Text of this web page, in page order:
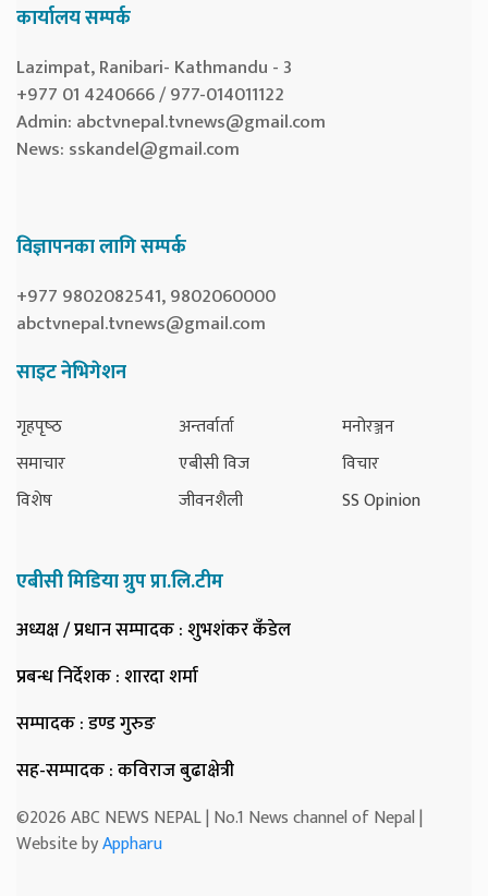
कार्यालय सम्पर्क
Lazimpat, Ranibari- Kathmandu - 3
+977 01 4240666 / 977-014011122
Admin: abctvnepal.tvnews@gmail.com
News: sskandel@gmail.com
विज्ञापनका लागि सम्पर्क
+977 9802082541, 9802060000
abctvnepal.tvnews@gmail.com
साइट नेभिगेशन
गृहपृष्‍ठ
समाचार
विशेष
अन्तर्वार्ता
एबीसी विज
जीवनशैली
मनोरञ्जन
विचार
SS Opinion
एबीसी मिडिया ग्रुप प्रा.लि.टीम
अध्यक्ष / प्रधान सम्पादक: शुभशंकर कँडेल
प्रबन्ध निर्देशक: शारदा शर्मा
सम्पादक: डण्ड गुरुङ
सह-सम्पादक: कविराज बुढाक्षेत्री
©2026 ABC NEWS NEPAL | No.1 News channel of Nepal |
Website byAppharu